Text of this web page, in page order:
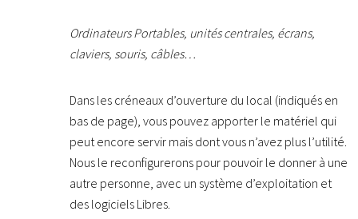
Ordinateurs Portables, unités centrales, écrans,
claviers, souris, câbles…
Dans les créneaux d’ouverture du local (indiqués en
bas de page), vous pouvez apporter le matériel qui
peut encore servir mais dont vous n’avez plus l’utilité.
Nous le reconfigurerons pour pouvoir le donner à une
autre personne, avec un système d’exploitation et
des logiciels Libres.